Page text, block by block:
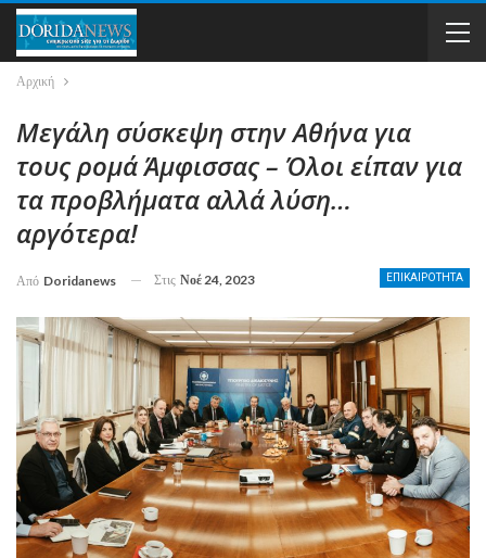
Αρχική
Μεγάλη σύσκεψη στην Αθήνα για
τους ρομά Άμφισσας – Όλοι είπαν για
τα προβλήματα αλλά λύση…
αργότερα!
ΕΠΙΚΑΙΡΟΤΗΤΑ
Από Doridanews Στις Νοέ 24, 2023